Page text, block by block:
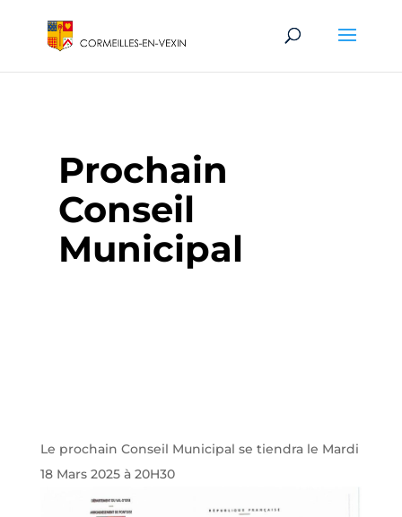
Prochain
Conseil
Municipal
Le prochain Conseil Municipal se tiendra le Mardi
18 Mars 2025 à 20H30